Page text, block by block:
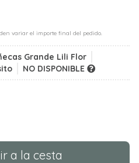
variar el importe final del pedido.
Grande Lili Flor
NO DISPONIBLE
a la cesta